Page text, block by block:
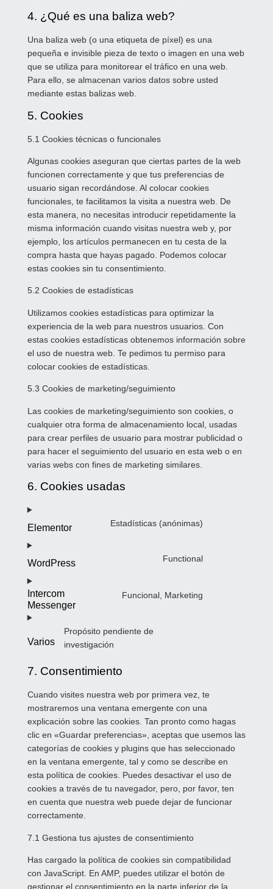
4. ¿Qué es una baliza web?
Una baliza web (o una etiqueta de píxel) es una
pequeña e invisible pieza de texto o imagen en una web
que se utiliza para monitorear el tráfico en una web.
Para ello, se almacenan varios datos sobre usted
mediante estas balizas web.
5. Cookies
5.1 Cookies técnicas o funcionales
Algunas cookies aseguran que ciertas partes de la web
funcionen correctamente y que tus preferencias de
usuario sigan recordándose. Al colocar cookies
funcionales, te facilitamos la visita a nuestra web. De
esta manera, no necesitas introducir repetidamente la
misma información cuando visitas nuestra web y, por
ejemplo, los artículos permanecen en tu cesta de la
compra hasta que hayas pagado. Podemos colocar
estas cookies sin tu consentimiento.
5.2 Cookies de estadísticas
Utilizamos cookies estadísticas para optimizar la
experiencia de la web para nuestros usuarios. Con
estas cookies estadísticas obtenemos información sobre
el uso de nuestra web. Te pedimos tu permiso para
colocar cookies de estadísticas.
5.3 Cookies de marketing/seguimiento
Las cookies de marketing/seguimiento son cookies, o
cualquier otra forma de almacenamiento local, usadas
para crear perfiles de usuario para mostrar publicidad o
para hacer el seguimiento del usuario en esta web o en
varias webs con fines de marketing similares.
6. Cookies usadas
Elementor Estadísticas (anónimas)
WordPress Functional
Intercom
Messenger
Funcional, Marketing
Varios
Propósito pendiente de
investigación
7. Consentimiento
Cuando visites nuestra web por primera vez, te
mostraremos una ventana emergente con una
explicación sobre las cookies. Tan pronto como hagas
clic en «Guardar preferencias», aceptas que usemos las
categorías de cookies y plugins que has seleccionado
en la ventana emergente, tal y como se describe en
esta política de cookies. Puedes desactivar el uso de
cookies a través de tu navegador, pero, por favor, ten
en cuenta que nuestra web puede dejar de funcionar
correctamente.
7.1 Gestiona tus ajustes de consentimiento
Has cargado la política de cookies sin compatibilidad
con JavaScript. En AMP, puedes utilizar el botón de
gestionar el consentimiento en la parte inferior de la